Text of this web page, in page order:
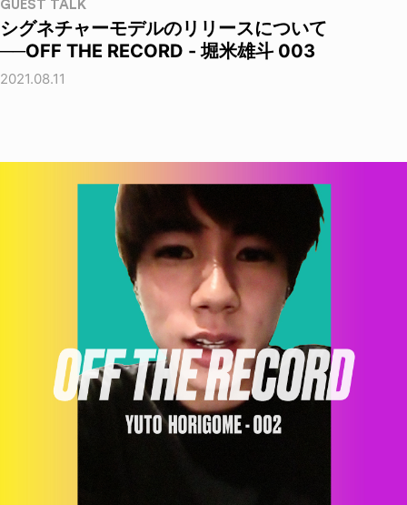
GUEST TALK
シグネチャーモデルのリリースについて
──OFF THE RECORD - 堀米雄斗 003
2021.08.11